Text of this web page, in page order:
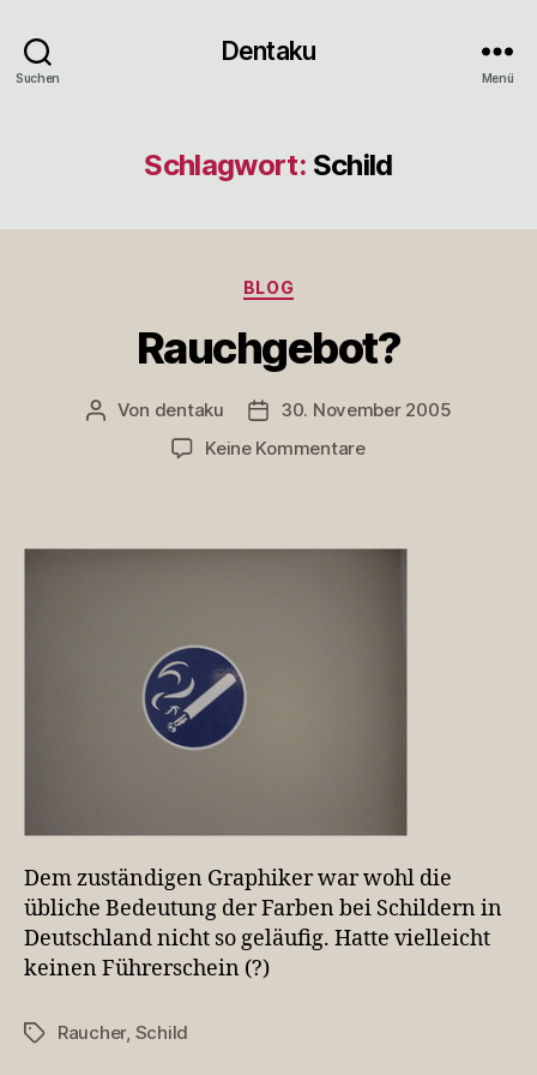
Suchen
Dentaku
Menü
Schlagwort: Schild
Kategorien
BLOG
Rauchgebot?
Beitragsautor
Von dentaku Veröffentlichungsdatum
30. November 2005
Keine Kommentarezu
Dem zuständigen Graphiker war wohl die
übliche Bedeutung der Farben bei Schildern in
Deutschland nicht so geläufig. Hatte vielleicht
keinen Führerschein (?)
Schlagwörter
Raucher, Schild